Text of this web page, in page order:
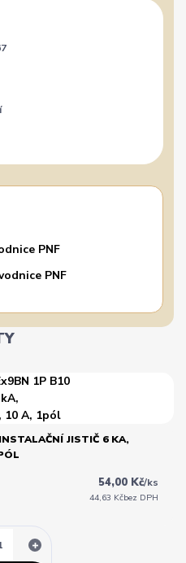
PNF
PNF
JISTIČ 6 KA,
54,00 Kč/ks
44,63 Kčbez DPH